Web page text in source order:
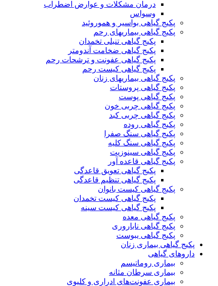
درمان مشکلات و عوارض اضطراب
وسواس
پکیج گیاهی بواسیر و هموروئید
پکیج گیاهی بیماریهای رحم
پکیج گیاهی تنبلی تخمدان
پکیج گیاهی ضخامت آندومتر
پکیج گیاهی عفونت و ترشحات رحم
پکیج گیاهی کیست رحم
پکیج گیاهی بیماریهای زنان
پکیج گیاهی پروستات
پکیج گیاهی پوست
پکیج گیاهی چربی خون
پکیج گیاهی چربی کبد
پکیج گیاهی روده
پکیج گیاهی سنگ صفرا
پکیج گیاهی سنگ کلیه
پکیج گیاهی سینوزیت
پکیج گیاهی قاعده آور
پکیج گیاهی تعویق قاعدگی
پکیج گیاهی تنظیم قاعدگی
پکیج گیاهی کیست بانوان
پکیج گیاهی کیست تخمدان
پکیج گیاهی کیست سینه
پکیج گیاهی معده
پکیج گیاهی ناباروری
پکیج گیاهی یبوست
پکیج گیاهی بیماری زنان
داروهای گیاهی
بیماری روماتیسم
بیماری سرطان مثانه
بیماری عفونت‌های ادراری و کلیوی